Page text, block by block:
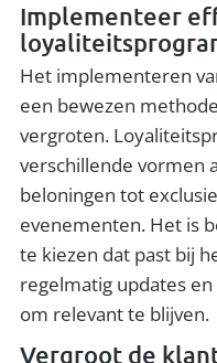
Implementeer
Het implementeren
een bewezen
vergroten.
verschillende vormen
beloningen tot
evenementen. Het is
te kiezen dat past bij
regelmatig updates
om relevant te blijven.
Vergroot de